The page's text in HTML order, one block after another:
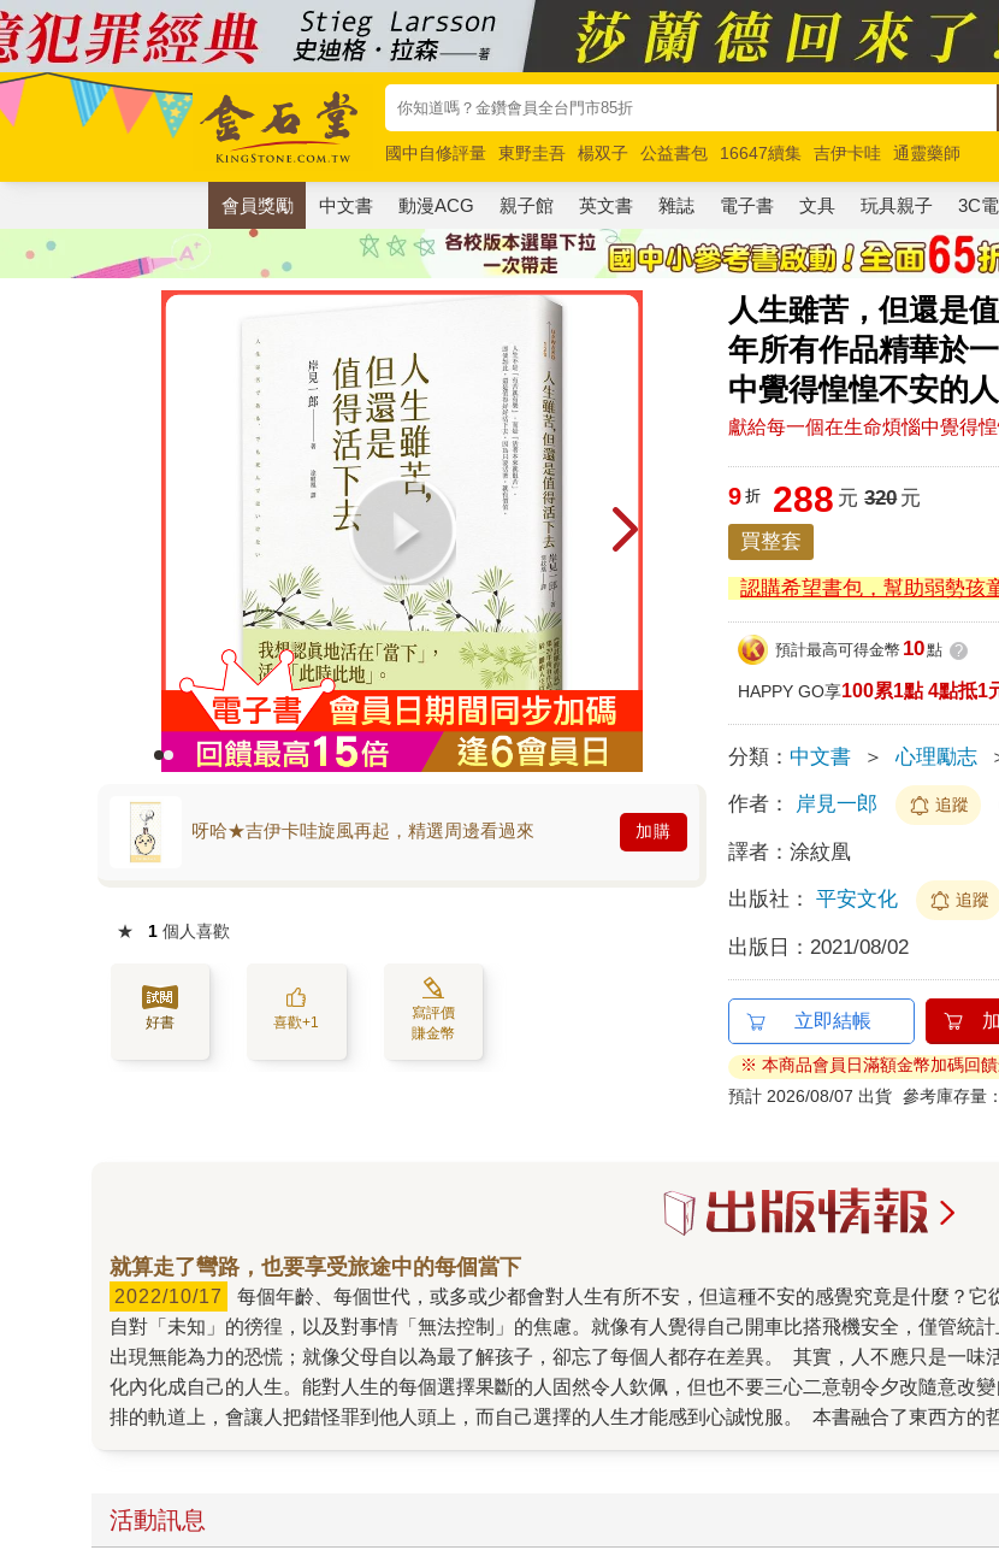
國中自修評量 東野圭吾 楊双子 公益書包 16647續集 吉伊卡哇
通靈藥師
唯紅花綻放
奧德賽 路邊攤新作 馬斯克 玩具總動員5 超慢跑
會員獎勵 中文書 動漫ACG 親子館 英文書 雜誌 電子書 文具 玩具親子 3C
人生雖苦，但還是
年所有作品精華於
中覺得惶惶不安的人
獻給每一個在生命煩惱中覺得惶
呀哈★吉伊卡哇旋風再起，精選周邊看過來 加購
★ 1 個人喜歡
好書 喜歡+1
寫評價
賺金幣
9 折 288 元 320元
買整套
認購希望書包，幫助弱勢孩
預計最高可得金幣 10點 ?
HAPPY GO享100累1點 4點抵1
分類： 中文書 ＞ 心理勵志
作者： 岸見一郎 追蹤
譯者：涂紋凰
出版社： 平安文化 追蹤
出版日： 2021/08/02
立即結帳
※ 本商品會員日滿額金幣加碼回
預計 2026/08/07 出貨 參考庫存
就算走了彎路，也要享受旅途中的每個當下
2022/10/17
每個年齡、每個世代，或多或少都會對人生有所不安，但這種不安的感覺究竟是什麼？它從何而來？又該如何克服與改善呢？其實，所有的不安都來
自對「未知」的徬徨，以及對事情「無法控制」的焦慮。就像有人覺得自己開車比搭飛機安全，僅管統
出現無能為力的恐慌；就像父母自以為最了解孩子，卻忘了每個人都存在差異。 其實，人不應只是一
化內化成自己的人生。能對人生的每個選擇果斷的人固然令人欽佩，但也不要三心二意朝令夕改隨意改
排的軌道上，會讓人把錯怪罪到他人頭上，而自己選擇的人生才能感到心誠悅服。 本書融合了東西方的
不能回避各種生命的課題，要建立跳下深淵就需要勇氣，因為不敢縱身一躍的人，一定會被不安所控制
罩世界的此時此刻，只要願意凝視內心的不安，勇敢面對人生的課題，積極奉獻，不吝惜給予，就能不
活動訊息